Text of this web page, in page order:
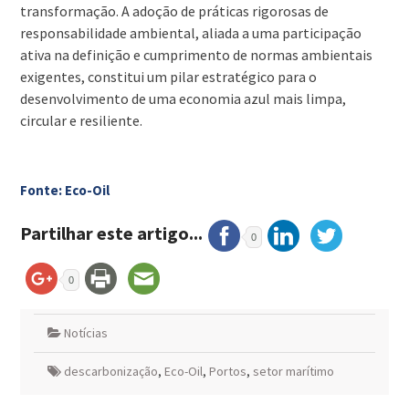
transformação. A adoção de práticas rigorosas de
responsabilidade ambiental, aliada a uma participação
ativa na definição e cumprimento de normas ambientais
exigentes, constitui um pilar estratégico para o
desenvolvimento de uma economia azul mais limpa,
circular e resiliente.
Fonte: Eco-Oil
Partilhar este artigo... 0
0
Notícias
descarbonização, Eco-Oil, Portos, setor marítimo